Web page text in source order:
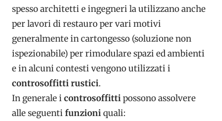
spesso architetti e ingegneri la utilizzano anche
per lavori di restauro per vari motivi
generalmente in cartongesso (soluzione non
ispezionabile) per rimodulare spazi ed ambienti
e in alcuni contesti vengono utilizzati i
controsoffitti rustici.
In generale i controsoffittipossono assolvere
alle seguenti funzioniquali: